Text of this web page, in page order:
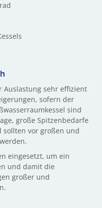
Auslastung sehr effizient
sofern der
sind
große Spitzenbedarfe
vor großen und
eingesetzt, um ein
und damit die
großer und